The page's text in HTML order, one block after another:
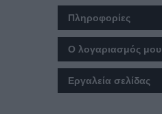
Πληροφορίες
Ο λογαριασμός μου
Εργαλεία σελίδας